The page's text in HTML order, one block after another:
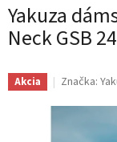
Yakuza
Neck GSB
Akcia Značka: